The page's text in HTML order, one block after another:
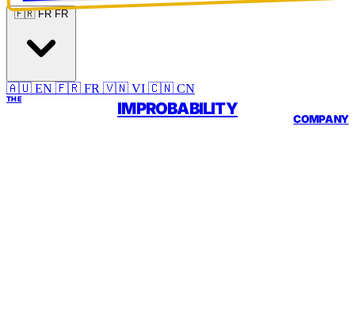
🇫🇷 FR FR
🇦🇺 EN 🇫🇷 FR 🇻🇳 VI 🇨🇳 CN
THE IMPROBABILITY
COMPANY